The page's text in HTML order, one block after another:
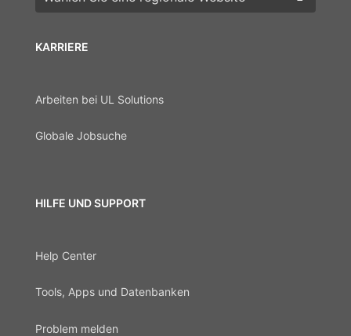
KARRIERE
Arbeiten bei UL Solutions
Globale Jobsuche
HILFE UND SUPPORT
Help Center
Tools, Apps und Datenbanken
Problem melden